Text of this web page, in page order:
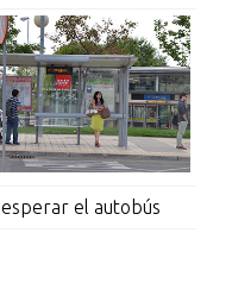
esperar el autobús